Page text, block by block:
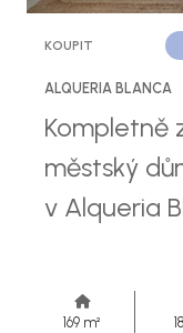
KOUPIT
ALQUERIA BLANCA
Kompletně
městský
v Alqueria
169 m²